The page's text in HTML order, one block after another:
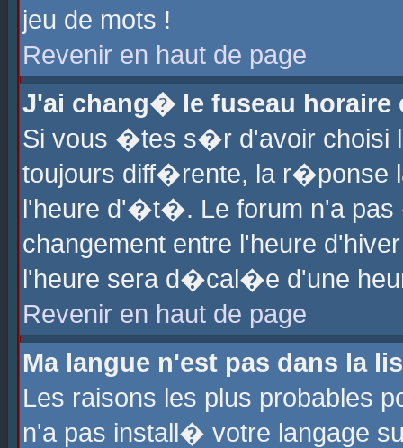
jeu de mots !
Revenir en haut de page
J'ai chang� le fuseau horaire
Si vous �tes s�r d'avoir choisi
toujours diff�rente, la r�ponse
l'heure d'�t�. Le forum n'a
changement entre l'heure
l'heure sera d�cal�e d'une
Revenir en haut de page
Ma langue n'est pas dans la
Les raisons les plus probables
n'a pas install� votre langage